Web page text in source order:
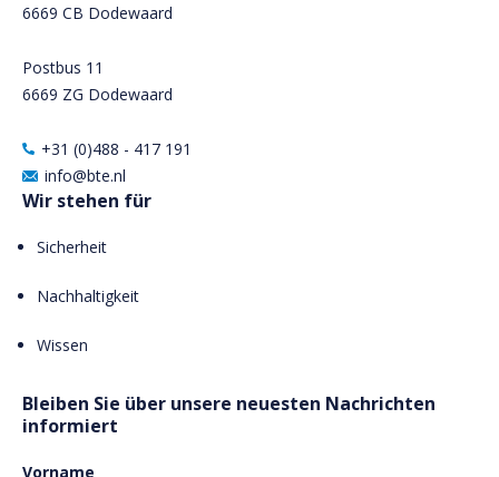
6669 CB Dodewaard
Postbus 11
6669 ZG Dodewaard
+31 (0)488 - 417 191
info@bte.nl
Wir stehen für
Sicherheit
Nachhaltigkeit
Wissen
Bleiben Sie über unsere neuesten Nachrichten
informiert
Vorname